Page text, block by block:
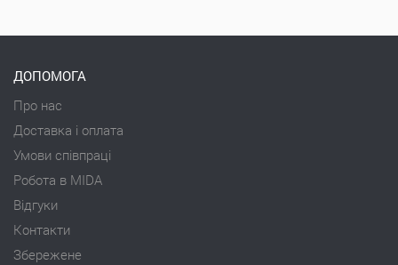
ДОПОМОГА
Про нас
Доставка і оплата
Умови співпраці
Робота в MIDA
Відгуки
Контакти
Збережене